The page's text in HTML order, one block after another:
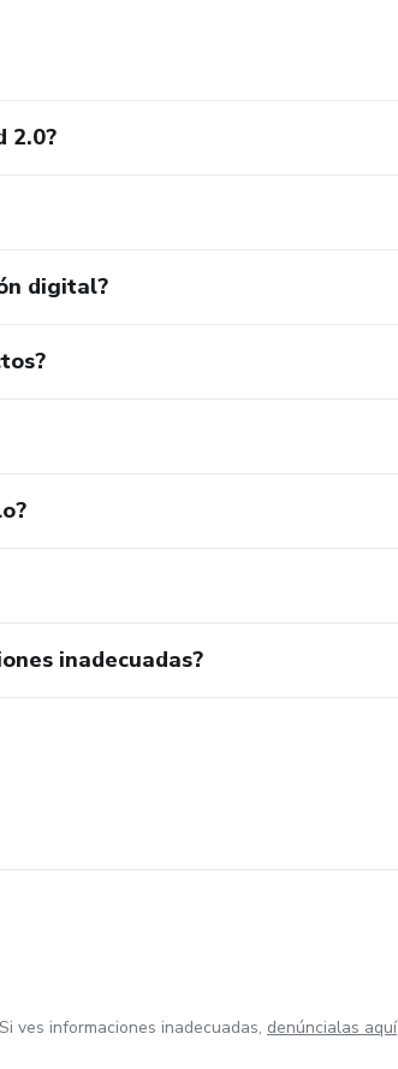
2.0?
digital?
inadecuadas?
ves informaciones inadecuadas, denúncialas aquí